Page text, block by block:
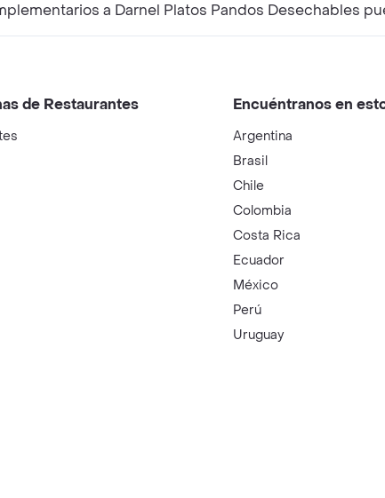
a Darnel Platos Pandos Desechables
de Restaurantes Encuéntranos en
Argentina
Brasil
Chile
Colombia
Costa Rica
Ecuador
México
Perú
Uruguay